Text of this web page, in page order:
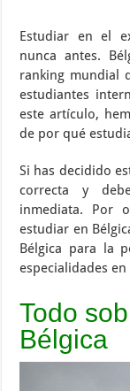
Estudiar en el
nunca antes.
ranking mundial
estudiantes
este artículo,
de por qué
Si has decidido
correcta y
inmediata. Por
estudiar en
Bélgica para la
especialidades
Todo
Bélgica